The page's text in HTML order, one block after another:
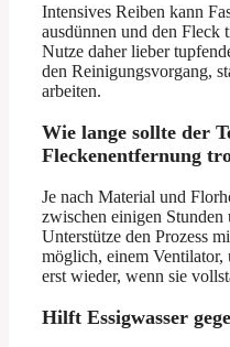
Intensives Reiben kann
ausdünnen und den Fleck
Nutze daher lieber
den Reinigungsvorgang,
arbeiten.
Wie lange sollte der
Fleckenentfernung
Je nach Material und
zwischen einigen Stunden
Unterstütze den Prozess
möglich, einem Ventilator,
erst wieder, wenn sie
Hilft Essigwasser